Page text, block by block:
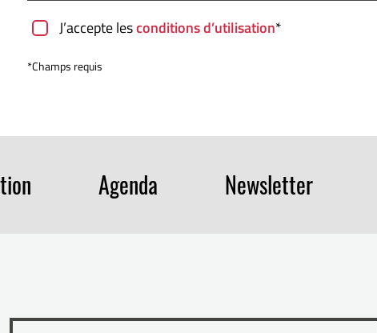
J’accepte lesconditions d’utilisation*
*Champs requis
Agenda Newsletter